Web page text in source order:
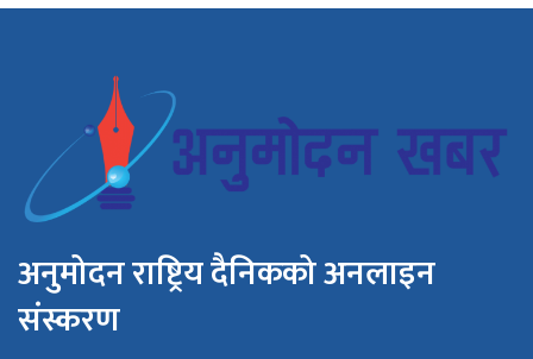
अनुमोदन राष्ट्रिय दैनिकको अनलाइन
संस्करण